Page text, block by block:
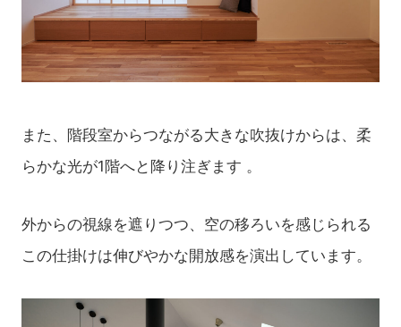
また、階段室からつながる大きな吹抜けからは、柔
らかな光が1階へと降り注ぎます 。
外からの視線を遮りつつ、空の移ろいを感じられる
この仕掛けは伸びやかな開放感を演出しています。